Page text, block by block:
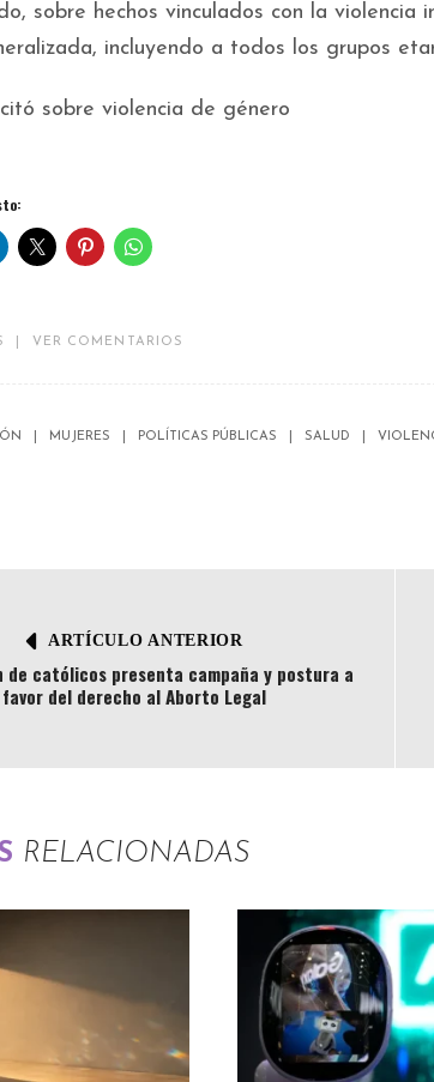
sobre hechos vinculados con la
incluyendo a todos los grupos
VER COMENTARIOS
MUJERES POLÍTICAS PÚBLICAS SALUD
ARTÍCULO ANTERIOR
de católicos presenta campaña y postura a
favor del derecho al Aborto Legal
RELACIONADAS